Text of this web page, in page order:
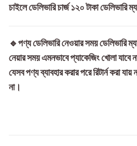
চাইলে ডেলিভারি চার্জ ১২০ টাকা ডেলিভারি
🔹পণ্য ডেলিভারি নেওয়ার সময় ডেলিভারি
নেয়ার সময় এমনভাবে প্যাকেজিং খোলা যাবে
যেসব পণ্য ব্যাবহার করার পরে রিটার্ন করা
না।